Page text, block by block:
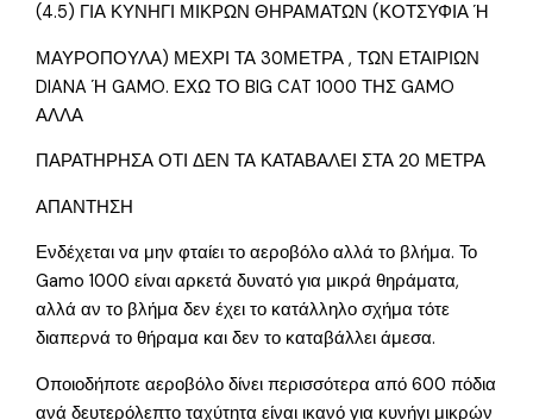
(4.5) ΓΙΑ ΚΥΝΗΓΙ ΜΙΚΡΩΝ ΘΗΡΑΜΑΤΩΝ (ΚΟΤΣΥΦΙΑ Ή
ΜΑΥΡΟΠΟΥΛΑ) ΜΕΧΡΙ ΤΑ 30ΜΕΤΡΑ , ΤΩΝ ΕΤΑΙΡΙΩΝ
DIANA Ή GAMO. ΕΧΩ ΤΟ BIG CAT 1000 ΤΗΣ GAMO
ΑΛΛΑ
ΠΑΡΑΤΗΡΗΣΑ ΟΤΙ ΔΕΝ ΤΑ ΚΑΤΑΒΑΛΕΙ ΣΤΑ 20 ΜΕΤΡΑ
ΑΠΑΝΤΗΣΗ
Ενδέχεται να μην φταίει το αεροβόλο αλλά το βλήμα. Το
Gamo 1000 είναι αρκετά δυνατό για μικρά θηράματα,
αλλά αν το βλήμα δεν έχει το κατάλληλο σχήμα τότε
διαπερνά το θήραμα και δεν το καταβάλλει άμεσα.
Οποιοδήποτε αεροβόλο δίνει περισσότερα από 600 πόδια
ανά δευτερόλεπτο ταχύτητα είναι ικανό για κυνήγι μικρών